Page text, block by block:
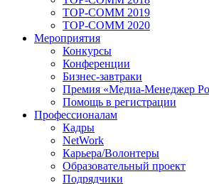
TOP-COMM 2019
TOP-COMM 2020
Мероприятия
Конкурсы
Конференции
Бизнес-завтраки
Премия «Медиа-Менеджер
Помощь в регистрации
Профессионалам
Кадры
NetWork
Карьера/Волонтеры
Образовательный проект
Подрядчики